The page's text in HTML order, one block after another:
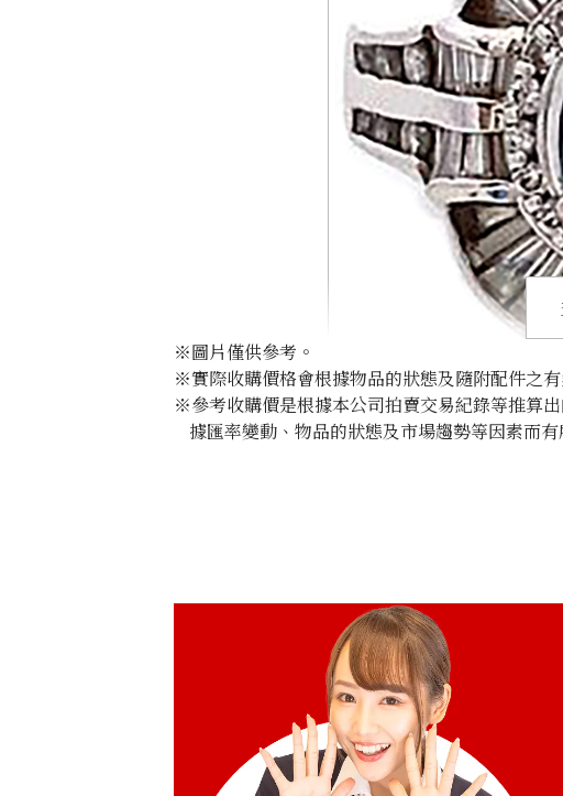
※圖片僅供參考。
※實際收購價格會根據物品的狀態及隨附配件之有
※參考收購價是根據本公司拍賣交易紀錄等推算
據匯率變動、物品的狀態及市場趨勢等因素而有